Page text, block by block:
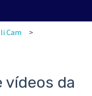
Cam
vídeos da